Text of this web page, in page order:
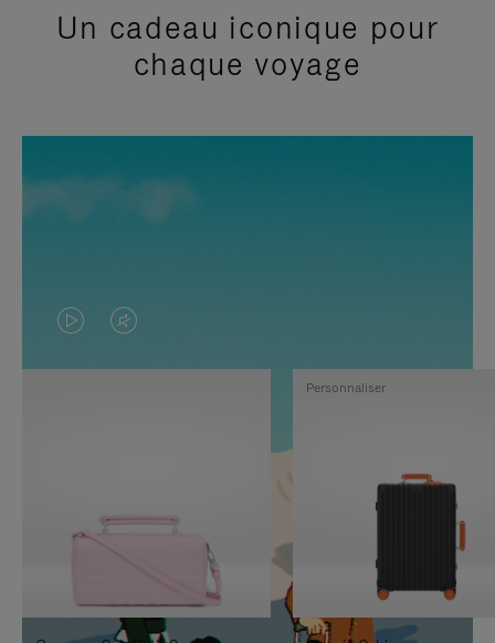
Un cadeau iconique pour
chaque voyage
LA
VIDÉO
PAUSE,
APPUYEZ
SUR
LE
SON
DÉSACTIVÉ.
VEUILLEZ
Personnaliser